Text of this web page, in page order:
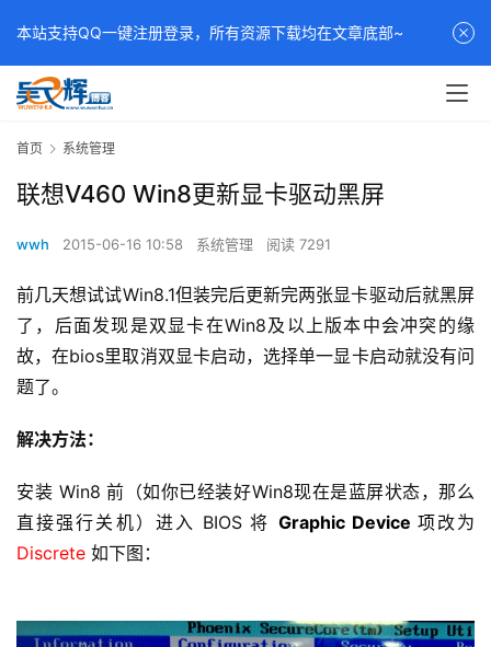
首页 系统管理
联想V460 Win8更新显卡驱动黑屏
wwh 2015-06-16 10:58 系统管理 阅读 7291
前几天想试试Win8.1但装完后更新完两张显卡驱动后就黑屏
了，后面发现是双显卡在Win8及以上版本中会冲突的缘
故，在bios里取消双显卡启动，选择单一显卡启动就没有问
题了。
解决方法：
安装 Win8 前（如你已经装好Win8现在是蓝屏状态，那么
直接强行关机）进入 BIOS 将 Graphic Device 项改为
Discrete 如下图：
本站支持QQ一键注册登录，所有资源下载均在文章底部~